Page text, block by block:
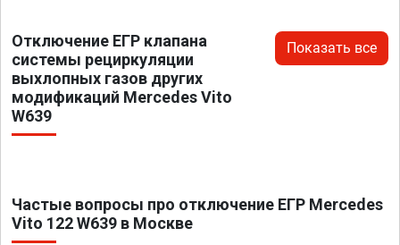
Отключение ЕГР клапана
системы рециркуляции
выхлопных газов других
модификаций Mercedes Vito
W639
Показать все
Частые вопросы про отключение ЕГР Mercedes
Vito 122 W639 в Москве